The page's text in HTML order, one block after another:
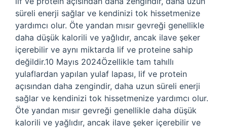
süreli enerji sağlar ve kendinizi tok hissetmenize
yardımcı olur. Öte yandan mısır gevreği genellikle
daha düşük kalorili ve yağlıdır, ancak ilave şeker
içerebilir ve aynı miktarda lif ve proteine ​​sahip
değildir.10 Mayıs 2024Özellikle tam tahıllı
yulaflardan yapılan yulaf lapası, lif ve protein
açısından daha zengindir, daha uzun süreli enerji
sağlar ve kendinizi tok hissetmenize yardımcı olur.
Öte yandan mısır gevreği genellikle daha düşük
kalorili ve yağlıdır, ancak ilave şeker içerebilir ve